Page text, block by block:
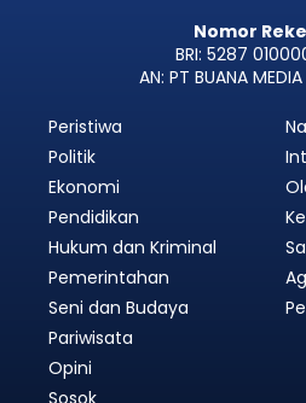
Nomor
BRI: 5287
AN: PT BUANA MEDIA
Peristiwa
Politik
Ekonomi
Pendidikan
Hukum dan Kriminal
Pemerintahan
Seni dan Budaya
Pariwisata
Opini